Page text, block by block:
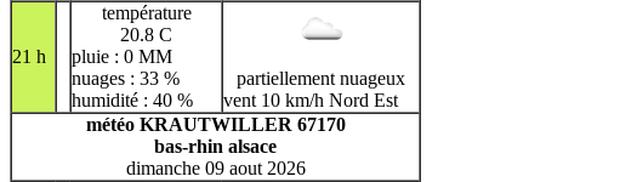
21 h
température
20.8 C
pluie : 0 MM
nuages : 33 %
humidité : 40 %
partiellement nuageux
vent 10 km/h Nord Est
météo KRAUTWILLER 67170
bas-rhin alsace
dimanche 09 aout 2026